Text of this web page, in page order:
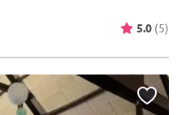
5.0 (5)